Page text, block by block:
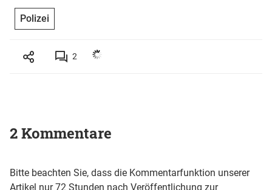
Polizei
2
2 Kommentare
Bitte beachten Sie, dass die Kommentarfunktion unserer
Artikel nur 72 Stunden nach Veröffentlichung zur